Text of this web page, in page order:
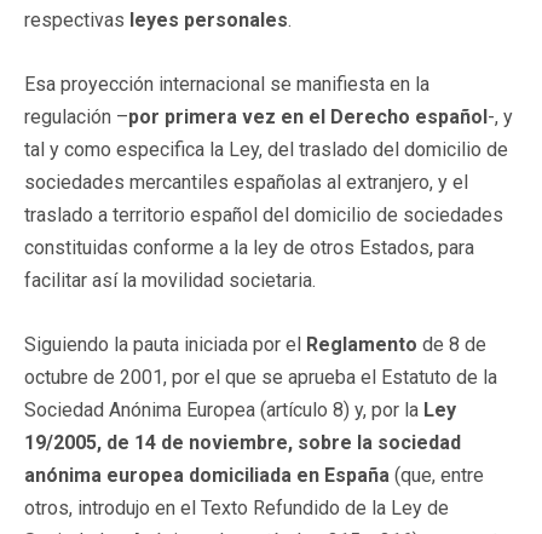
respectivas leyes personales.
Esa proyección internacional se manifiesta en la
regulación –por primera vez en el Derecho español-, y
tal y como especifica la Ley, del traslado del domicilio de
sociedades mercantiles españolas al extranjero, y el
traslado a territorio español del domicilio de sociedades
constituidas conforme a la ley de otros Estados, para
facilitar así la movilidad societaria.
Siguiendo la pauta iniciada por el Reglamento de 8 de
octubre de 2001, por el que se aprueba el Estatuto de la
Sociedad Anónima Europea (artículo 8) y, por la Ley
19/2005, de 14 de noviembre, sobre la sociedad
anónima europea domiciliada en España (que, entre
otros, introdujo en el Texto Refundido de la Ley de